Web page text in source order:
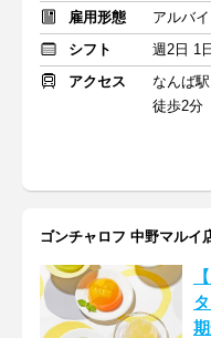
雇用形態
アルバ
シフト
週2日 1
アクセス
なんば駅
徒歩2分
ゴンチャロフ 中野マルイ